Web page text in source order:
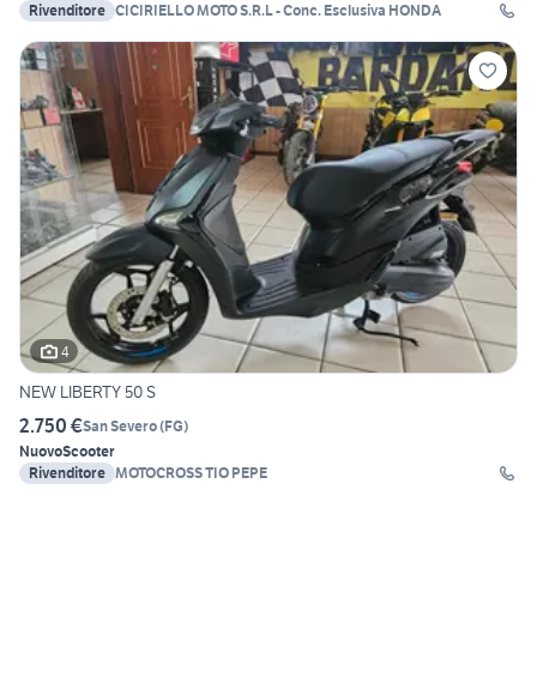
Rivenditore CICIRIELLO MOTO S.R.L - Conc. Esclusiva HONDA
4
NEW LIBERTY 50 S
2.750 €San Severo(FG)
NuovoScooter
Rivenditore MOTOCROSS TIO PEPE